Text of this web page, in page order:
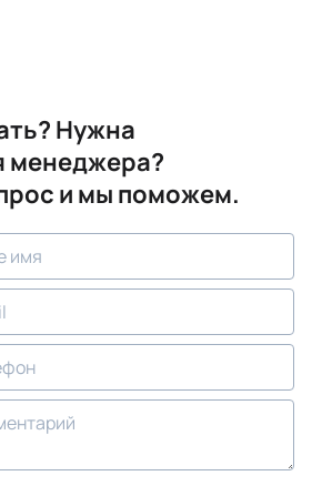
Нужна
менеджера?
и мы поможем.